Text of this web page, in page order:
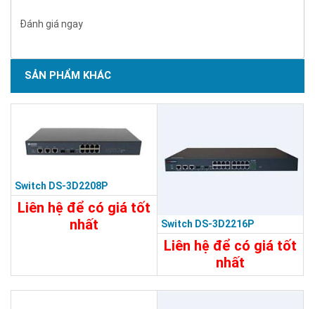
Đánh giá ngay
SẢN PHẨM KHÁC
Switch DS-3D2208P
Liên hệ để có giá tốt
nhất
Switch DS-3D2216P
Liên hệ để có giá tốt
nhất
24.890.000đ